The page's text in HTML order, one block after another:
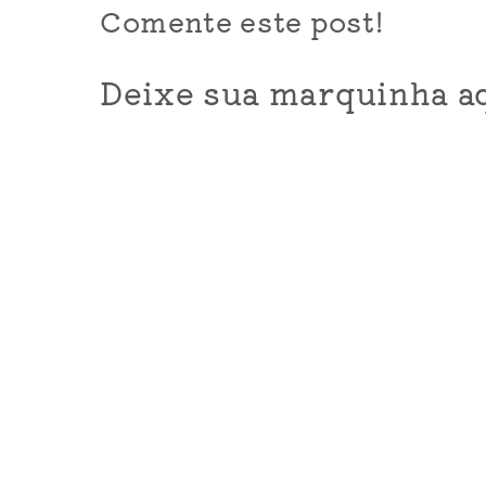
Comente este post!
Deixe sua marquinha